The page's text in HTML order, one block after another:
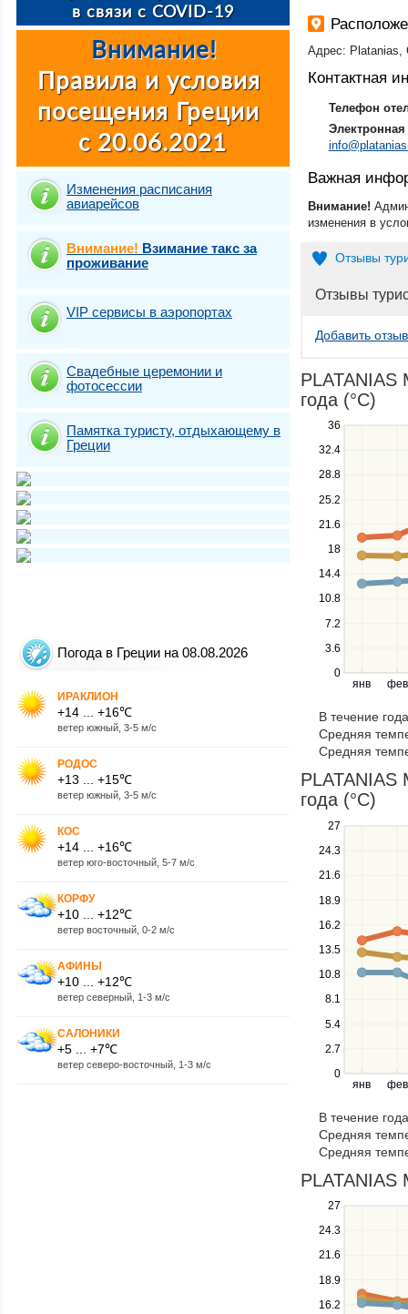
Изменения расписания
авиарейсов
Внимание! Взимание такс за
проживание
VIP сервисы в аэропортах
Свадебные церемонии и
фотосесcии
Памятка туристу, отдыхающему в
Греции
Погода в Греции на 08.08.2026
ИРАКЛИОН
+14 ... +16℃
ветер южный, 3-5 м/с
РОДОС
+13 ... +15℃
ветер южный, 3-5 м/с
КОС
+14 ... +16℃
ветер юго-восточный, 5-7 м/с
КОРФУ
+10 ... +12℃
ветер восточный, 0-2 м/с
АФИНЫ
+10 ... +12℃
ветер северный, 1-3 м/с
САЛОНИКИ
+5 ... +7℃
ветер северо-восточный, 1-3 м/с
Адрес: Platanias,
Контактная
Телефон
Электронная
Важная
Внимание!
изменения в
Отзывы
Отзывы
Добавить отзыв
PLATANIAS
года (°C)
янв фев
0
3.6
7.2
10.8
14.4
18
21.6
25.2
28.8
32.4
36
Use
the
and
down
to
navigate
between
series.
Use
the
and
right
navigate
through
items
in
a
series.
В течение
Средняя
Средняя
PLATANIAS
года (°C)
янв фев
0
2.7
5.4
8.1
10.8
13.5
16.2
18.9
21.6
24.3
27
Use
the
and
down
to
navigate
between
series.
Use
the
and
right
navigate
through
items
in
a
series.
В течение
Средняя
Средняя
PLATANIAS
16.2
18.9
21.6
24.3
27
Use
the
and
down
to